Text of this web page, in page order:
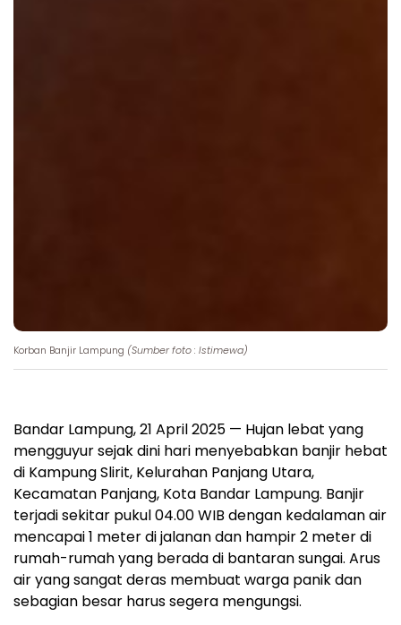
Korban Banjir Lampung (Sumber foto : Istimewa)
Bandar Lampung, 21 April 2025 — Hujan lebat yang
mengguyur sejak dini hari menyebabkan banjir hebat
di Kampung Slirit, Kelurahan Panjang Utara,
Kecamatan Panjang, Kota Bandar Lampung. Banjir
terjadi sekitar pukul 04.00 WIB dengan kedalaman air
mencapai 1 meter di jalanan dan hampir 2 meter di
rumah-rumah yang berada di bantaran sungai. Arus
air yang sangat deras membuat warga panik dan
sebagian besar harus segera mengungsi.